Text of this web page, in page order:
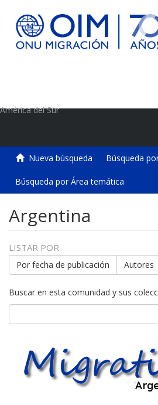
América del Sur
Nueva búsqueda Búsqueda
Búsqueda por Área temática
Argentina
LISTAR POR
Por fecha de publicación Autores
Buscar en esta comunidad y sus